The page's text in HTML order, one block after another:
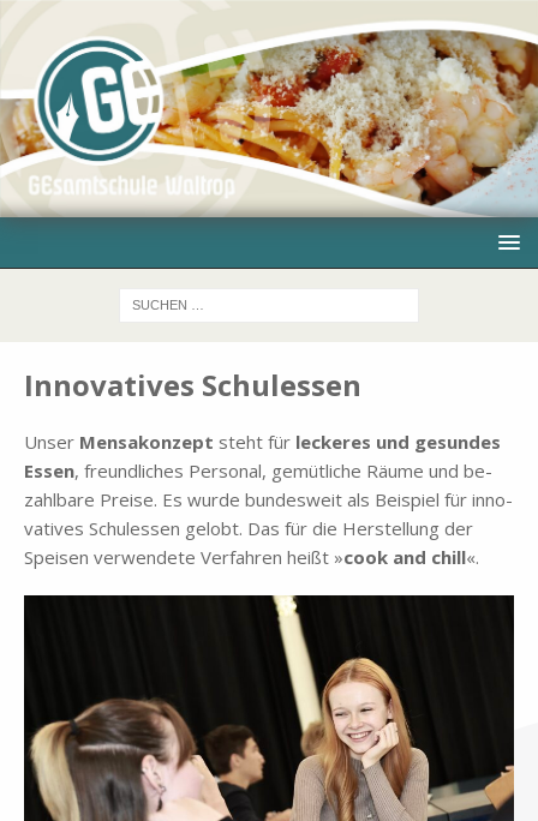
Innovatives Schulessen
Un­ser Men­sa­kon­zept steht für lecke­res und ge­sun­des
Es­sen, freund­li­ches Per­so­nal, ge­müt­li­che Räu­me und be­
zahl­ba­re Prei­se. Es wur­de bun­des­weit als Bei­spiel für in­no­
va­ti­ves Schu­les­sen ge­lobt. Das für die Her­stel­lung der
Spei­sen ver­wen­de­te Ver­fah­ren heißt »cook and chill«.